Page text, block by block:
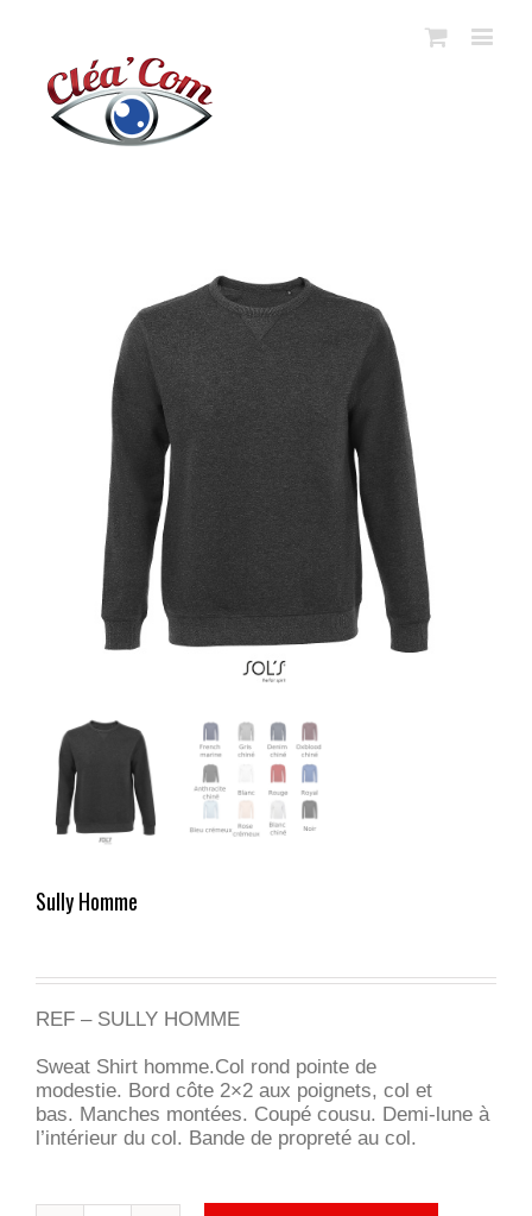
Sully Homme
REF – SULLY HOMME
Sweat Shirt homme.Col rond pointe de
modestie. Bord côte 2×2 aux poignets, col et
bas. Manches montées. Coupé cousu. Demi-lune à
l’intérieur du col. Bande de propreté au col.